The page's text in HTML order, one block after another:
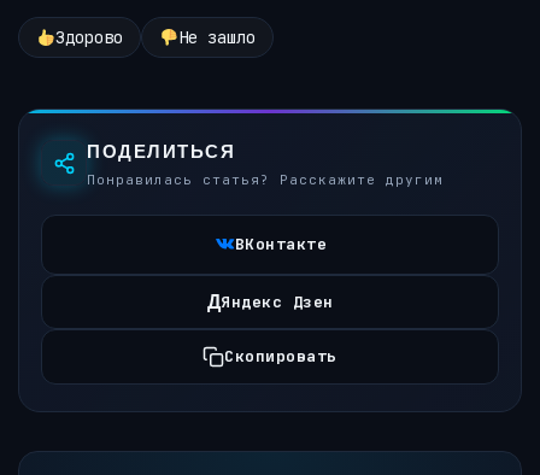
Здорово Не зашло
ПОДЕЛИТЬСЯ
Понравилась статья? Расскажите другим
ВКонтакте
ДЯндекс Дзен
Скопировать